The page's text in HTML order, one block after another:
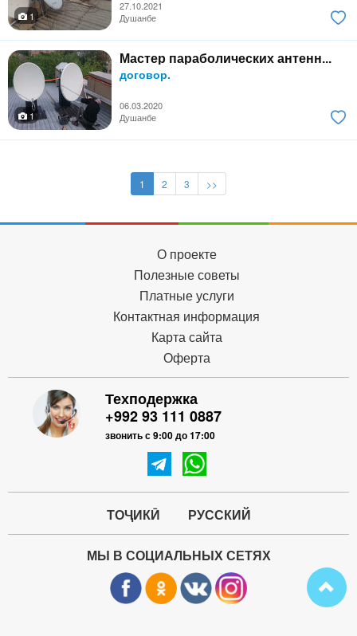
27.10.2021
1
Душанбе
Мастер параболических антенн...
договор.
06.03.2020
1
Душанбе
1 2 3 >>
О проекте
Полезные советы
Платные услуги
Контактная информация
Карта сайта
Оферта
Техподержка
+992 93 111 0887
звонить с 9:00 до 17:00
ТОҶИКӢ РУССКИЙ
МЫ В СОЦИАЛЬНЫХ СЕТЯХ